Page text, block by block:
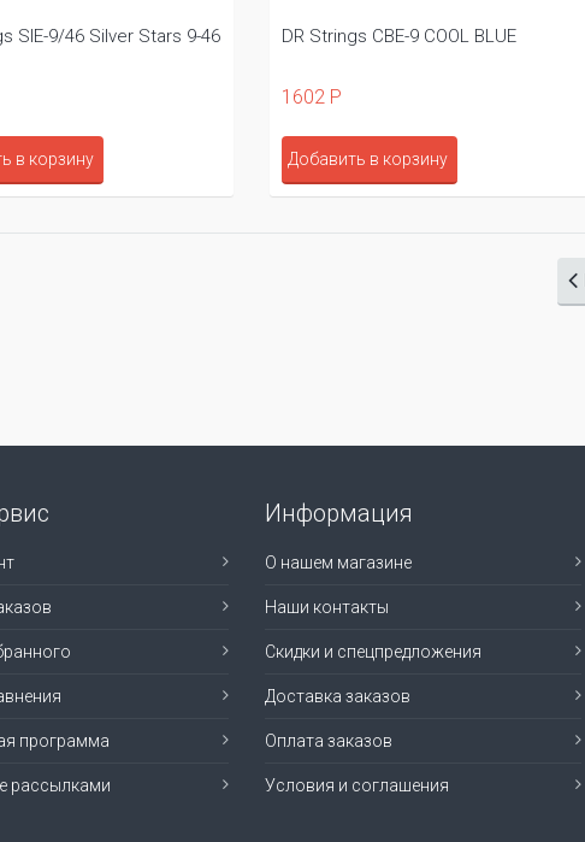
SIE-9/46 Silver Stars 9-46
в корзину
DR Strings CBE-9 COOL BLUE
1602 Р
Добавить в корзину
программа
рассылками
Информация
О нашем магазине
Наши контакты
Скидки и спецпредложения
Доставка заказов
Оплата заказов
Условия и соглашения